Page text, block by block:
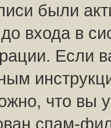
были
входа в
что вы
спам-